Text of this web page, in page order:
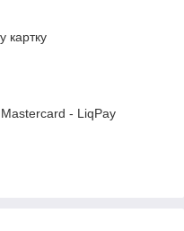
картку
- LiqPay